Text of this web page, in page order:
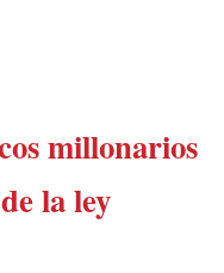
millonarios
la ley